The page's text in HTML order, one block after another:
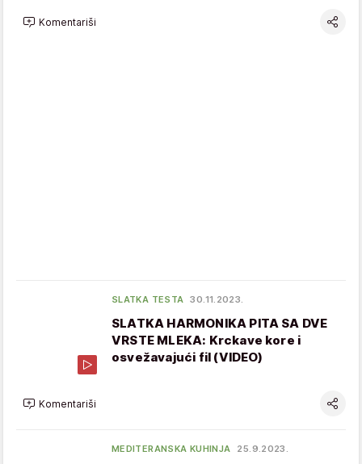
Komentariši
SLATKA TESTA 30.11.2023.
SLATKA HARMONIKA PITA SA DVE
VRSTE MLEKA: Krckave kore i
osvežavajući fil (VIDEO)
Komentariši
MEDITERANSKA KUHINJA 25.9.2023.